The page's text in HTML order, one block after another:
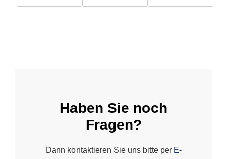
Haben Sie noch
Fragen?
Dann kontaktieren Sie uns bitte per E-